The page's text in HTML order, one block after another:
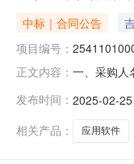
中标｜合同公告
项目编号：
正文内容： 一、采购人
版/B版次
发布时间： 2025-02-
相关产品：
应用软件